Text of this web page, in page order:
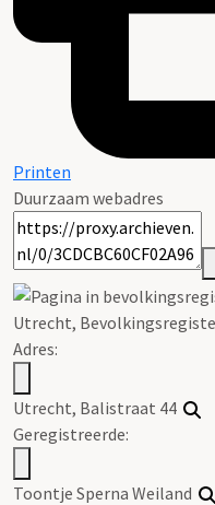
Printen
Duurzaam webadres
Utrecht,
Adres:
Utrecht, Balistraat 44
Geregistreerde:
Toontje Sperna Weiland